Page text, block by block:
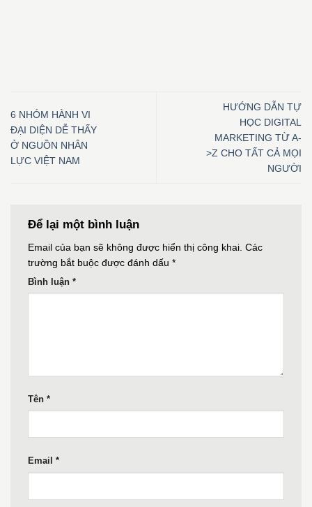
6 NHÓM HÀNH VI
ĐẠI DIỆN DỄ THẤY
Ở NGUỒN NHÂN
LỰC VIỆT NAM
HƯỚNG DẪN TỰ
HỌC DIGITAL
MARKETING TỪ A-
>Z CHO TẤT CẢ MỌI
NGƯỜI
Để lại một bình luận
Email của bạn sẽ không được hiển thị công khai. Các
trường bắt buộc được đánh dấu *
Bình luận *
Tên *
Email *